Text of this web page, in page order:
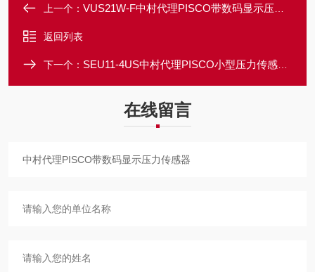
上一个： VUS21W-F中村代理PISCO带数码显示压力传感器
返回列表
下一个： SEU11-4US中村代理PISCO小型压力传感器正压用联管型
在线留言